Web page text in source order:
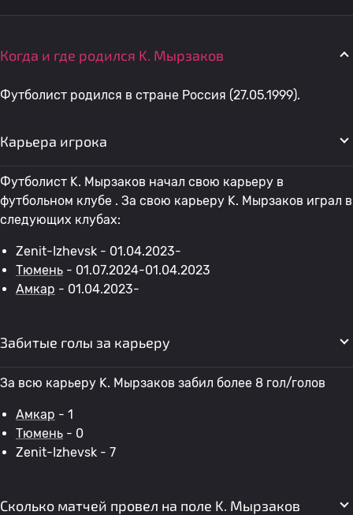
Когда и где родился K. Мырзаков
Футболист родился в стране Россия (27.05.1999).
Карьера игрока
Футболист K. Мырзаков начал свою карьеру в
футбольном клубе . За свою карьеру K. Мырзаков играл в
следующих клубах:
Zenit-Izhevsk - 01.04.2023-
Тюмень - 01.07.2024-01.04.2023
Амкар - 01.04.2023-
Забитые голы за карьеру
За всю карьеру K. Мырзаков забил более 8 гол/голов
Амкар - 1
Тюмень - 0
Zenit-Izhevsk - 7
Сколько матчей провел на поле K. Мырзаков